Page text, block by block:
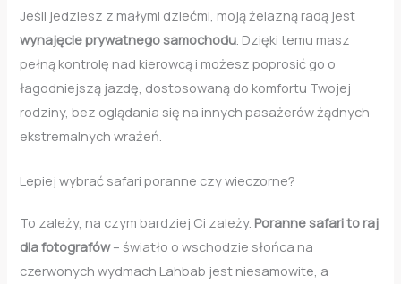
Jeśli jedziesz z małymi dziećmi, moją żelazną radą jest
wynajęcie prywatnego samochodu . Dzięki temu masz
pełną kontrolę nad kierowcą i możesz poprosić go o
łagodniejszą jazdę, dostosowaną do komfortu Twojej
rodziny, bez oglądania się na innych pasażerów żądnych
ekstremalnych wrażeń.
Lepiej wybrać safari poranne czy wieczorne?
To zależy, na czym bardziej Ci zależy. Poranne safari to raj
dla fotografów– światło o wschodzie słońca na
czerwonych wydmach Lahbab jest niesamowite, a